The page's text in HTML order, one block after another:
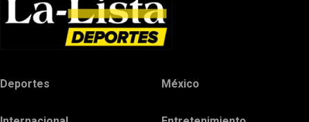
Deportes México